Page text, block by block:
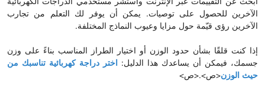
ابحث عن التقييمات عبر الإنترنت واستشر مستخدمي الدراجات الكهربائية
الآخرين للحصول على توصيات. يمكن أن يوفر لك التعلم من تجارب
الآخرين رؤى قيّمة حول مزايا وعيوب النماذج المختلفة.
إذا كنت قلقًا بشأن حدود الوزن أو اختيار الطراز المناسب بناءً على وزن
جسمك، فيمكن أن يساعدك هذا الدليل:
اختر دراجة كهربائية تناسبك من
حيث الوزن<ص>.<ص>